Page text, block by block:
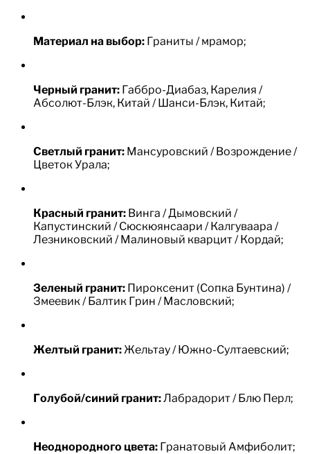
Материал на выбор: Граниты / мрамор;
Черный гранит: Габбро-Диабаз, Карелия /
Абсолют-Блэк, Китай / Шанси-Блэк, Китай;
Светлый гранит: Мансуровский / Возрождение /
Цветок Урала;
Красный гранит: Винга / Дымовский /
Капустинский / Сюскюянсаари / Калгуваара /
Лезниковский / Малиновый кварцит / Кордай;
Зеленый гранит: Пироксенит (Сопка Бунтина) /
Змеевик / Балтик Грин / Масловский;
Желтый гранит:Жельтау / Южно-Султаевский;
Голубой/синий гранит:Лабрадорит / Блю Перл;
Неоднородного цвета: Гранатовый Амфиболит;